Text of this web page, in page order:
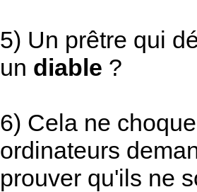
5) Un prêtre qui
un diable ?
6) Cela ne
ordinateurs
prouver qu'ils ne